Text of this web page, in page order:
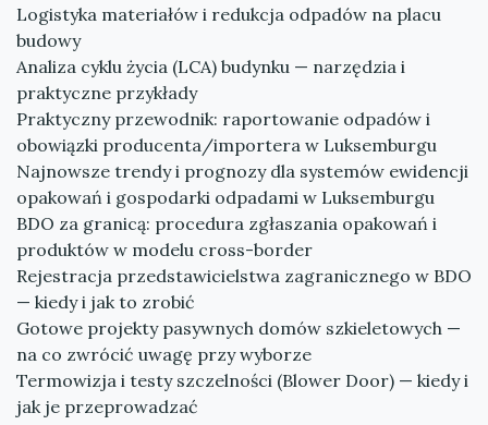
Logistyka materiałów i redukcja odpadów na placu
budowy
Analiza cyklu życia (LCA) budynku — narzędzia i
praktyczne przykłady
Praktyczny przewodnik: raportowanie odpadów i
obowiązki producenta/importera w Luksemburgu
Najnowsze trendy i prognozy dla systemów ewidencji
opakowań i gospodarki odpadami w Luksemburgu
BDO za granicą: procedura zgłaszania opakowań i
produktów w modelu cross-border
Rejestracja przedstawicielstwa zagranicznego w BDO
— kiedy i jak to zrobić
Gotowe projekty pasywnych domów szkieletowych —
na co zwrócić uwagę przy wyborze
Termowizja i testy szczelności (Blower Door) — kiedy i
jak je przeprowadzać